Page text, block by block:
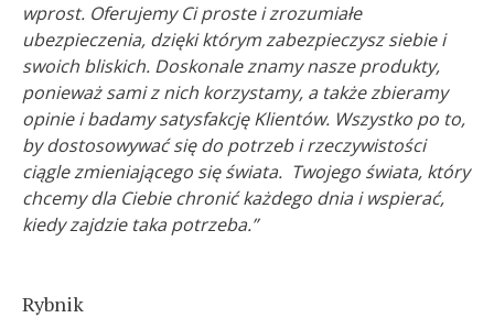
wprost. Oferujemy Ci proste i zrozumiałe
ubezpieczenia, dzięki którym zabezpieczysz siebie i
swoich bliskich. Doskonale znamy nasze produkty,
ponieważ sami z nich korzystamy, a także zbieramy
opinie i badamy satysfakcję Klientów. Wszystko po to,
by dostosowywać się do potrzeb i rzeczywistości
ciągle zmieniającego się świata. Twojego świata, który
chcemy dla Ciebie chronić każdego dnia i wspierać,
kiedy zajdzie taka potrzeba.”
Rybnik